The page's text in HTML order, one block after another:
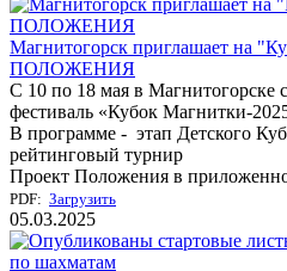
Магнитогорск приглашает на
ПОЛОЖЕНИЯ
С 10 по 18 мая в Магнитогорске
фестиваль «Кубок Магнитки-
В программе - этап Детского
рейтинговый турнир
Проект Положения в
PDF: Загрузить
05.03.2025